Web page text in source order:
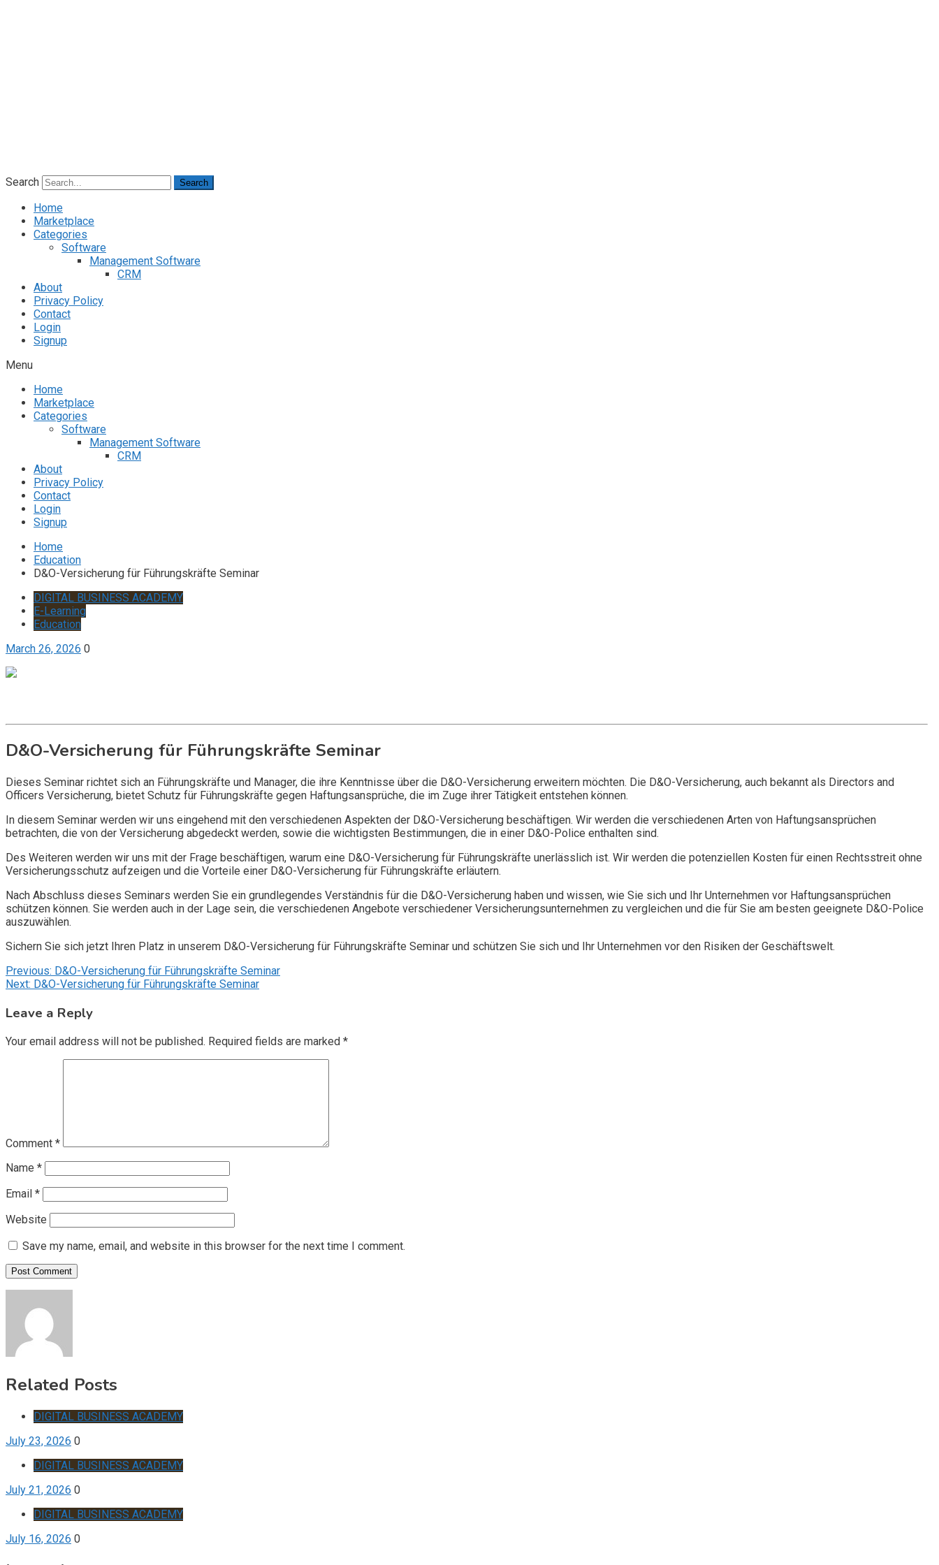
Search Search
Home
Marketplace
Categories
Software
Management Software
CRM
About
Privacy Policy
Contact
Login
Signup
Menu
Home
Marketplace
Categories
Software
Management Software
CRM
About
Privacy Policy
Contact
Login
Signup
Home
Education
D&O-Versicherung für Führungskräfte Seminar
DIGITAL BUSINESS ACADEMY
E-Learning
Education
March 26, 2026 0
D&O-Versicherung für Führungskräfte Seminar
Dieses Seminar richtet sich an Führungskräfte und Manager, die ihre Kenntnisse über die D&O-Versicherung erweitern möchten. Die D&O-Versicherung, auch bekannt als Directors and
Officers Versicherung, bietet Schutz für Führungskräfte gegen Haftungsansprüche, die im Zuge ihrer Tätigkeit entstehen können.
In diesem Seminar werden wir uns eingehend mit den verschiedenen Aspekten der D&O-Versicherung beschäftigen. Wir werden die verschiedenen Arten von Haftungsansprüchen
betrachten, die von der Versicherung abgedeckt werden, sowie die wichtigsten Bestimmungen, die in einer D&O-Police enthalten sind.
Des Weiteren werden wir uns mit der Frage beschäftigen, warum eine D&O-Versicherung für Führungskräfte unerlässlich ist. Wir werden die potenziellen Kosten für einen Rechtsstreit ohne
Versicherungsschutz aufzeigen und die Vorteile einer D&O-Versicherung für Führungskräfte erläutern.
Nach Abschluss dieses Seminars werden Sie ein grundlegendes Verständnis für die D&O-Versicherung haben und wissen, wie Sie sich und Ihr Unternehmen vor Haftungsansprüchen
schützen können. Sie werden auch in der Lage sein, die verschiedenen Angebote verschiedener Versicherungsunternehmen zu vergleichen und die für Sie am besten geeignete D&O-Police
auszuwählen.
Sichern Sie sich jetzt Ihren Platz in unserem D&O-Versicherung für Führungskräfte Seminar und schützen Sie sich und Ihr Unternehmen vor den Risiken der Geschäftswelt.
Post
navigation
Previous: D&O-Versicherung für Führungskräfte Seminar
Next: D&O-Versicherung für Führungskräfte Seminar
Leave a Reply
Your email address will not be published. Required fields are marked *
Comment *
Name *
Email *
Website
Save my name, email, and website in this browser for the next time I comment.
Related Posts
DIGITAL BUSINESS ACADEMY
July 23, 2026 0
DIGITAL BUSINESS ACADEMY
July 21, 2026 0
DIGITAL BUSINESS ACADEMY
July 16, 2026 0